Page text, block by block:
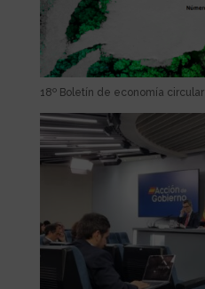
18º Boletín de economía circular